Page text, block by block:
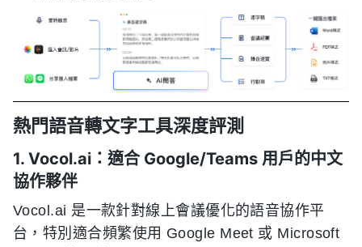
熱門語音轉文字工具深度評測
1. Vocol.ai：適合 Google/Teams 用戶的中文
協作夥伴
Vocol.ai 是一款針對線上會議優化的語音協作平
台，特別適合頻繁使用 Google Meet 或 Microsoft